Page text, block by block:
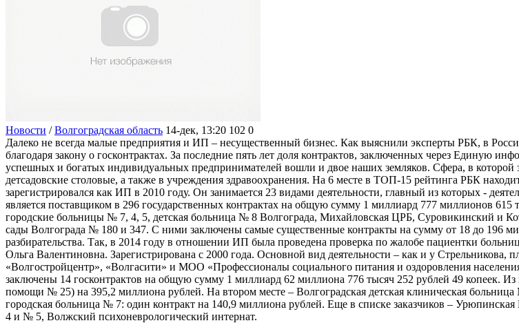
Новости /Волгоградская область 14-дек, 13:20 102 0
Далеко не всегда малые предприятия и ИП – несущественный бизнес. Как выяснили эксперты РБК, в
благодаря закону о госконтрактах. За последние пять лет доля контрактов, заключенных через
успешных и богатых индивидуальных предпринимателей вошли и двое наших земляков. Сфера, в которой
детсадовские столовые, а также в учреждения здравоохранения. На 6 месте в ТОП-15 рейтинга РБК
зарегистрировался как ИП в 2010 году. Он занимается 23 видами деятельности, главный из которых -
является поставщиком в 296 государственных контрактах на общую сумму 1 миллиард 777 миллионов
городские больницы № 7, 4, 5, детская больница № 8 Волгограда, Михайловская ЦРБ, Суровикинский и
сады Волгограда № 180 и 347. С ними заключены самые существенные контракты на сумму от 18 до 196
разбирательства. Так, в 2014 году в отношении ИП была проведена проверка по жалобе пациентки
Ольга Валентиновна. Зарегистрирована с 2000 года. Основной вид деятельности – как и у
«Волгостройцентр», «Волгасити» и МОО «Профессионалы социального питания и оздоровления
заключены 14 госконтрактов на общую сумму 1 миллиард 62 миллиона 776 тысяч 252 рублей 49 копеек.
помощи № 25) на 395,2 миллиона рублей. На втором месте – Волгоградская детская клиническая
городская больница № 7: один контракт на 140,9 миллиона рублей. Еще в списке заказчиков –
4 и № 5, Волжский психоневрологический интернат.